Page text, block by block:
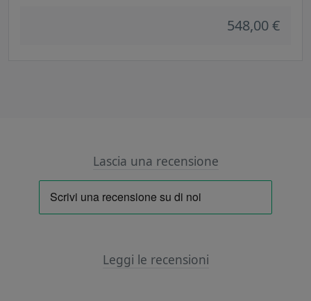
548,00 €
Lascia una recensione
Leggi le recensioni